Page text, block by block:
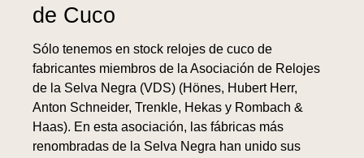
de Cuco
Sólo tenemos en stock relojes de cuco de
fabricantes miembros de la Asociación de Relojes
de la Selva Negra (VDS) (Hönes, Hubert Herr,
Anton Schneider, Trenkle, Hekas y Rombach &
Haas). En esta asociación, las fábricas más
renombradas de la Selva Negra han unido sus